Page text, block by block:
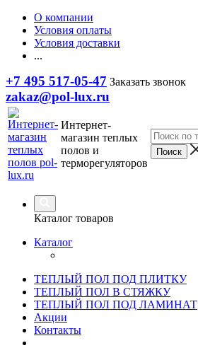
О компании
Условия оплаты
Условия доставки
...
+7 495 517-05-47 Заказать звонок
zakaz@pol-lux.ru
Интернет-
магазин теплых
полов и
терморегуляторов
Каталог товаров
Каталог
ТЕПЛЫЙ ПОЛ ПОД ПЛИТКУ
ТЕПЛЫЙ ПОЛ В СТЯЖКУ
ТЕПЛЫЙ ПОЛ ПОД ЛАМИНАТ
Акции
Контакты